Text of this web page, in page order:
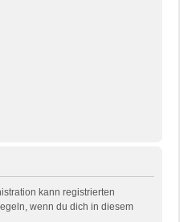
kann registrierten
wenn du dich in diesem